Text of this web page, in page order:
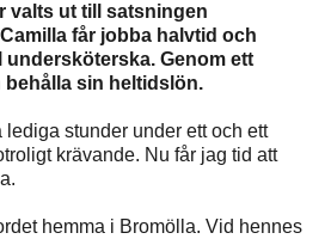
valts ut till satsningen
får jobba halvtid och
Genom ett
sin heltidslön.
stunder under ett och ett
krävande. Nu får jag tid att
hemma i Bromölla. Vid hennes